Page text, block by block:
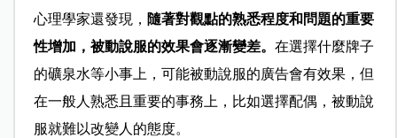
心理學家還發現， 隨著對觀點的熟悉程度和問題的重要
性增加，被動說服的效果會逐漸變差。 在選擇什麼牌子
的礦泉水等小事上，可能被動說服的廣告會有效果，但
在一般人熟悉且重要的事務上，比如選擇配偶，被動說
服就難以改變人的態度。